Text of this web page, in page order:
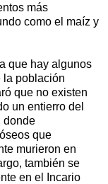
más
como el maíz y
que hay algunos
la población
que no existen
un entierro del
donde
que
murieron en
también se
en el Incario